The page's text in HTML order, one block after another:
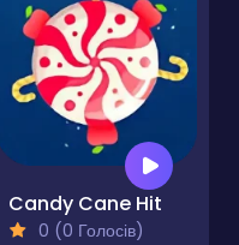
Candy Cane Hit
0 (0 Голосів)